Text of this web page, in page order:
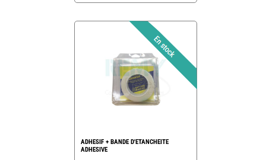
ADHESIF + BANDE D'ETANCHEITE
ADHESIVE